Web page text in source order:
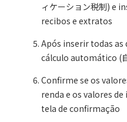
ィケーション税制) e
recibos e extratos
Após inserir todas as
cálculo automático (
Confirme se os
renda e os valores
tela de confirmação